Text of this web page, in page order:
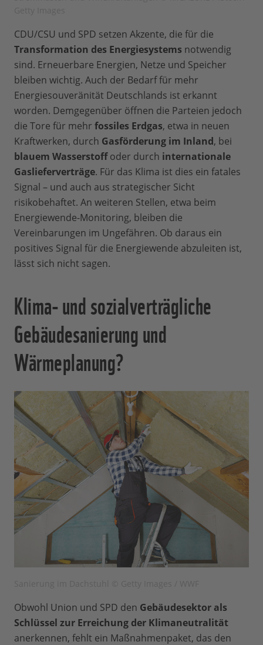
CDU/CSU und SPD setzen Akzente, die für die
Transformation des Energiesystems notwendig
sind. Erneuerbare Energien, Netze und Speicher
bleiben wichtig. Auch der Bedarf für mehr
Energiesouveränität Deutschlands ist erkannt
worden. Demgegenüber öffnen die Parteien jedoch
die Tore für mehr fossiles Erdgas, etwa in neuen
Kraftwerken, durch Gasförderung im Inland, bei
blauem Wasserstoffoder durch internationale
Gaslieferverträge. Für das Klima ist dies ein fatales
Signal – und auch aus strategischer Sicht
risikobehaftet. An weiteren Stellen, etwa beim
Energiewende-Monitoring, bleiben die
Vereinbarungen im Ungefähren. Ob daraus ein
positives Signal für die Energiewende abzuleiten ist,
lässt sich nicht sagen.
Klima- und sozialverträgliche
Gebäudesanierung und
Wärmeplanung?
Obwohl Union und SPD den Gebäudesektor als
Schlüssel zur Erreichung der Klimaneutralität
anerkennen, fehlt ein Maßnahmenpaket, das den